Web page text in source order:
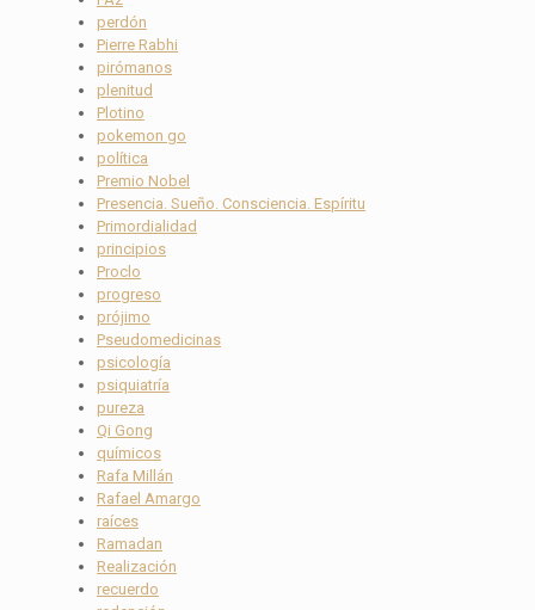
perdón
Pierre Rabhi
pirómanos
plenitud
Plotino
pokemon go
política
Premio Nobel
Presencia. Sueño. Consciencia. Espíritu
Primordialidad
principios
Proclo
progreso
prójimo
Pseudomedicinas
psicología
psiquiatría
pureza
Qi Gong
químicos
Rafa Millán
Rafael Amargo
raíces
Ramadan
Realización
recuerdo